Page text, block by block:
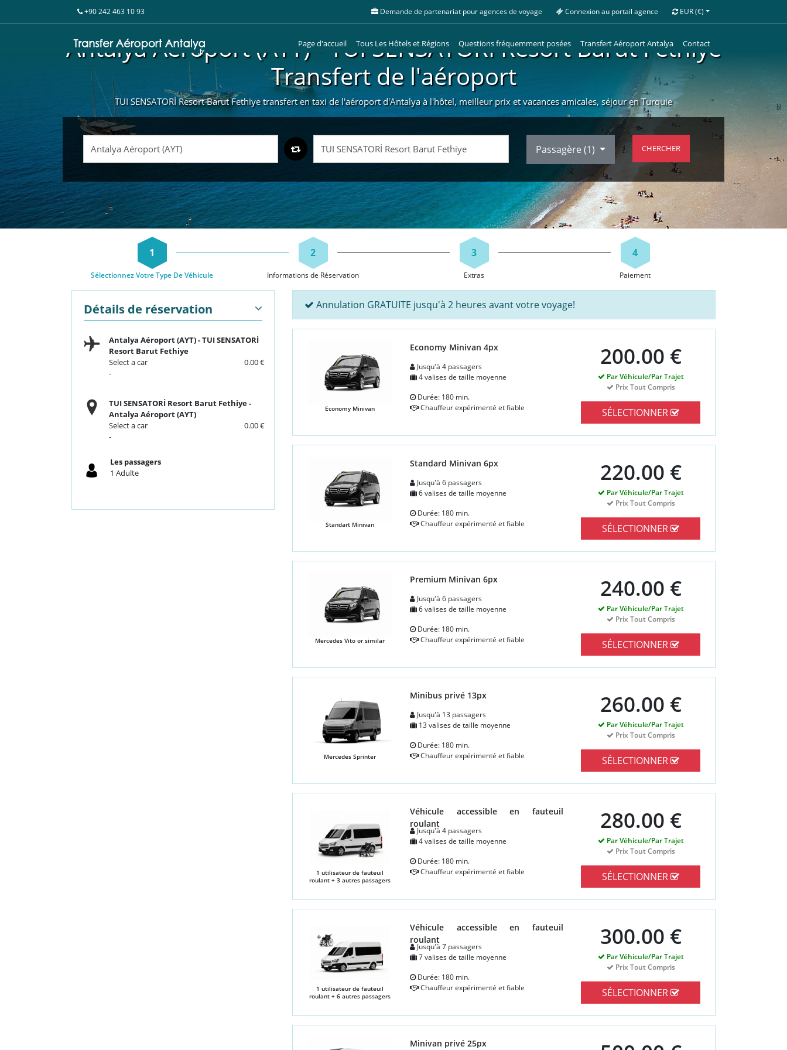
+90 242 463 10 93 Demande de partenariat pour agences de voyage Connexion au portail agence EUR(€)
Page d'accueil Tous Les Hôtels et Régions Questions fréquemment posées Transfert Aéroport Antalya Contact
Antalya Aéroport (AYT) - TUI SENSATORİ Resort Barut Fethiye
Transfert de l'aéroport
TUI SENSATORİ Resort Barut Fethiye transfert en taxi de l'aéroport d'Antalya à l'hôtel, meilleur prix et vacances amicales, séjour en Turquie
Passagère (1) CHERCHER
1
Sélectionnez Votre Type De Véhicule
2
Informations de Réservation
3
Extras
4
Paiement
Détails de réservation
Antalya Aéroport (AYT)-TUI SENSATORİ
Resort Barut Fethiye
Select a car
0.00 €
-
TUI SENSATORİ Resort Barut Fethiye-
Antalya Aéroport (AYT)
Select a car
0.00 €
-
Les passagers
1 Adulte
Annulation GRATUITE jusqu'à 2 heures avant votre voyage!
Economy Minivan
Economy Minivan 4px
Jusqu'à 4 passagers
4 valises de taille moyenne
Durée: 180 min.
Chauffeur expérimenté et fiable
200.00 €
Par Véhicule/Par Trajet
Prix Tout Compris
SÉLECTIONNER
Standart Minivan
Standard Minivan 6px
Jusqu'à 6 passagers
6 valises de taille moyenne
Durée: 180 min.
Chauffeur expérimenté et fiable
220.00 €
Par Véhicule/Par Trajet
Prix Tout Compris
SÉLECTIONNER
Mercedes Vito or similar
Premium Minivan 6px
Jusqu'à 6 passagers
6 valises de taille moyenne
Durée: 180 min.
Chauffeur expérimenté et fiable
240.00 €
Par Véhicule/Par Trajet
Prix Tout Compris
SÉLECTIONNER
Mercedes Sprinter
Minibus privé 13px
Jusqu'à 13 passagers
13 valises de taille moyenne
Durée: 180 min.
Chauffeur expérimenté et fiable
260.00 €
Par Véhicule/Par Trajet
Prix Tout Compris
SÉLECTIONNER
1 utilisateur de fauteuil
roulant + 3 autres passagers
Véhicule accessible en fauteuil
roulant
Jusqu'à 4 passagers
4 valises de taille moyenne
Durée: 180 min.
Chauffeur expérimenté et fiable
280.00 €
Par Véhicule/Par Trajet
Prix Tout Compris
SÉLECTIONNER
1 utilisateur de fauteuil
roulant + 6 autres passagers
Véhicule accessible en fauteuil
roulant
Jusqu'à 7 passagers
7 valises de taille moyenne
Durée: 180 min.
Chauffeur expérimenté et fiable
300.00 €
Par Véhicule/Par Trajet
Prix Tout Compris
SÉLECTIONNER
Minivan privé 25px